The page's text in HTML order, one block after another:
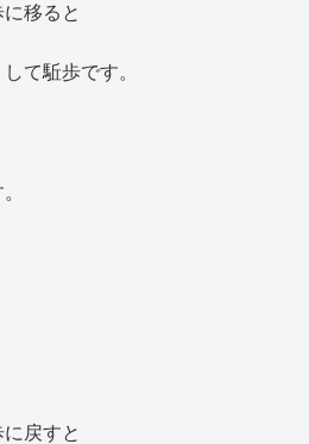
移ると
て駈歩です。
戻すと